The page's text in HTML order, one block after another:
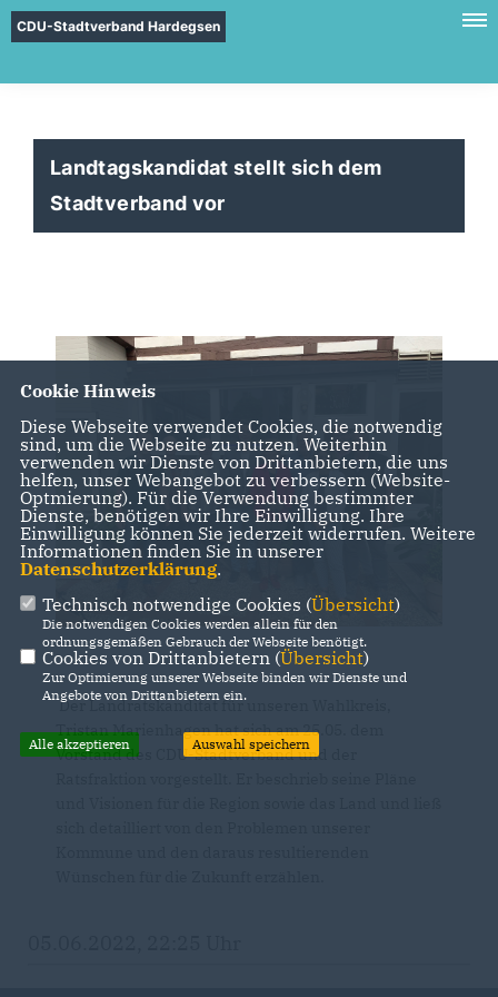
CDU-Stadtverband Hardegsen
Landtagskandidat stellt sich dem
Stadtverband vor
Der Landratskanditat für unseren Wahlkreis,
Tristan Marienhagen hat sich am 25.05. dem
Vorstand des CDU-Stadtverband und der
Cookie Hinweis
Diese Webseite verwendet Cookies, die notwendig
sind, um die Webseite zu nutzen. Weiterhin
verwenden wir Dienste von Drittanbietern, die uns
helfen, unser Webangebot zu verbessern (Website-
Optmierung). Für die Verwendung bestimmter
Dienste, benötigen wir Ihre Einwilligung. Ihre
Einwilligung können Sie jederzeit widerrufen. Weitere
Informationen finden Sie in unserer
Datenschutzerklärung.
Technisch notwendige Cookies (Übersicht)
Die notwendigen Cookies werden allein für den
ordnungsgemäßen Gebrauch der Webseite benötigt.
Cookies von Drittanbietern (Übersicht)
Zur Optimierung unserer Webseite binden wir Dienste und
Angebote von Drittanbietern ein.
Alle akzeptieren Auswahl speichern